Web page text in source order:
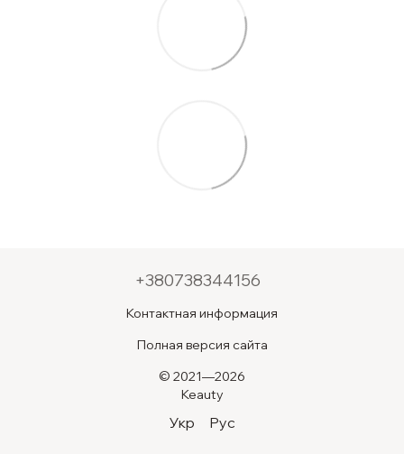
+380738344156
Контактная информация
Полная версия сайта
© 2021—2026
Keauty
Укр Рус